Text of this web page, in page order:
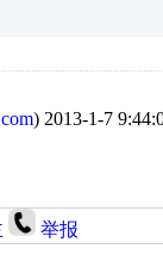
) 2013-1-7
举报